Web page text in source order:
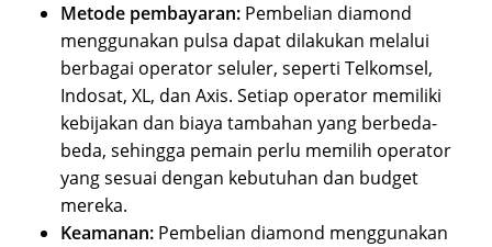
Metode pembayaran: Pembelian diamond
menggunakan pulsa dapat dilakukan melalui
berbagai operator seluler, seperti Telkomsel,
Indosat, XL, dan Axis. Setiap operator memiliki
kebijakan dan biaya tambahan yang berbeda-
beda, sehingga pemain perlu memilih operator
yang sesuai dengan kebutuhan dan budget
mereka.
Keamanan: Pembelian diamond menggunakan